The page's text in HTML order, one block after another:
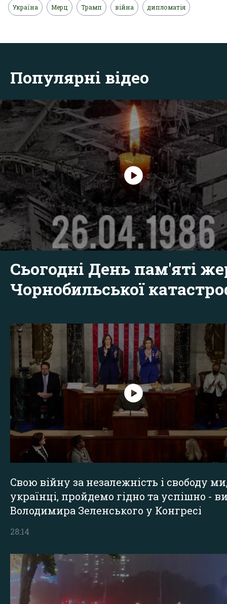
Україна Мерц Трамп війна дипломатія
Популярні відео
Сьогодні День пам'яті
Чорнобильської
Свою війну за незалежність і свободу
українці, пройдемо гідно та успішно -
Володимира Зеленського у Конгресі
28:14